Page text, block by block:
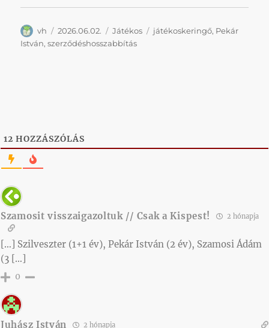
Szerző
vh Közzétéve
2026.06.02. Kategória
Játékos Címke
játékoskeringő, Pekár
István,szerződéshosszabbítás
12 HOZZÁSZÓLÁS
Szamosit visszaigazoltuk // Csak a Kispest! 2 hónapja
[…] Szilveszter (1+1 év), Pekár István (2 év), Szamosi Ádám
(3 […]
0
Juhász István 2 hónapja